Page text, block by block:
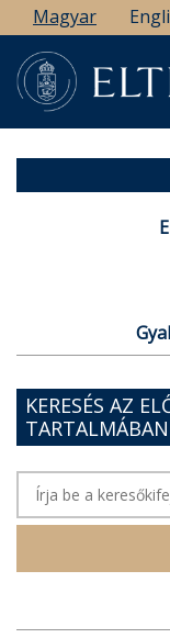
Ugrás
a
tartalomra
Magyar
KERESÉS AZ
TARTALMÁBAN